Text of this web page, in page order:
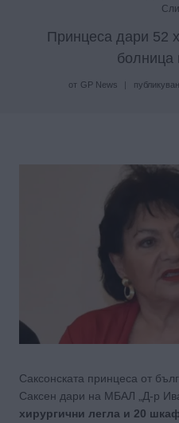
Принцеса дари 52
болница
от GP News
Саксонската принцеса от
Саксен дари на МБАЛ „Д-р
хирургични легла и 20